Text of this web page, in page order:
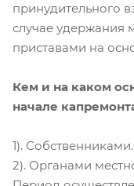
принудительного
случае удержания
приставами на
Кем и на каком
начале
1). Собственниками.
2). Органами